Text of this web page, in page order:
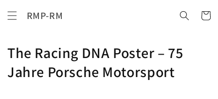
zum
InhaltRMP-RM
K
a
The Racing DNA Poster – 75
Jahre Porsche Motorsport